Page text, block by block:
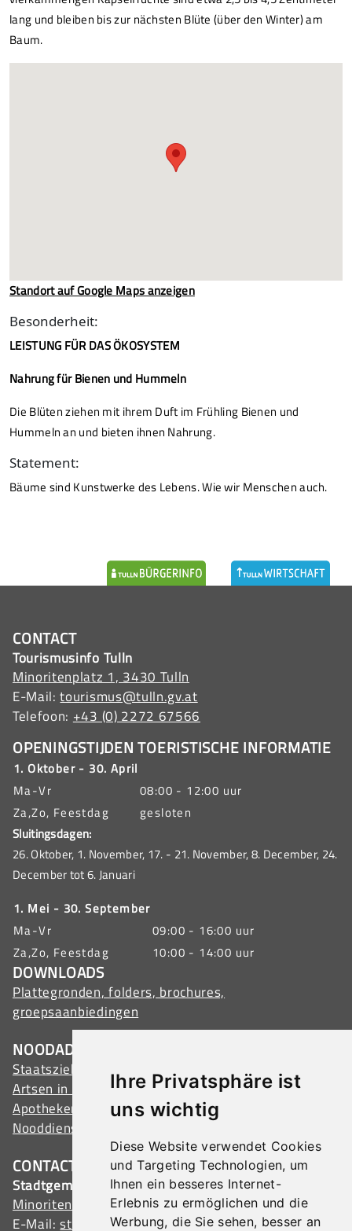
Ihre Privatsphäre ist
uns wichtig
Diese Website verwendet Cookies
und Targeting Technologien, um
Ihnen ein besseres Internet-
Erlebnis zu ermöglichen und die
Werbung, die Sie sehen, besser an
lang und bleiben bis zur nächsten Blüte (über den Winter) am
Baum.
Standort auf Google Maps anzeigen
Besonderheit:
LEISTUNG FÜR DAS ÖKOSYSTEM
Nahrung für Bienen und Hummeln
Die Blüten ziehen mit ihrem Duft im Frühling Bienen und
Hummeln an und bieten ihnen Nahrung.
Statement:
Bäume sind Kunstwerke des Lebens. Wie wir Menschen auch.
CONTACT
Tourismusinfo Tulln
Minoritenplatz 1, 3430 Tulln
E-Mail:tourismus@tulln.gv.at
Telefoon: +43 (0) 2272 67566
OPENINGSTIJDEN TOERISTISCHE INFORMATIE
1. Oktober - 30. April
Ma-Vr
08:00 - 12:00 uur
Za,Zo, Feestdag
gesloten
Sluitingsdagen:
26. Oktober, 1. November, 17. - 21. November, 8. December, 24.
December tot 6. Januari
1. Mei - 30. September
Ma-Vr
09:00 - 16:00 uur
Za,Zo, Feestdag
10:00 - 14:00 uur
DOWNLOADS
Plattegronden, folders, brochures,
groepsaanbiedingen
NOODADRESSEN
Staatsziekenhuis Tulln
Artsen in Tulln
Apotheken in Tulln
Nooddiensten
CONTACT
Stadtgemeinde Tulln
Minoritenplatz 1, 3430 Tulln, Austria
E-Mail:stadtamt@tulln.gv.at